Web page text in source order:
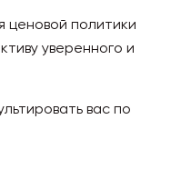
ценовой политики
уверенного и
вас по